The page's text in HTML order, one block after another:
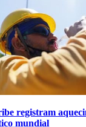
registram
mundial